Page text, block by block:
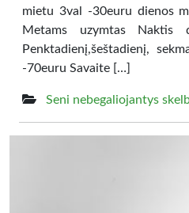
mietu 3val -30euru dienos
Metams uzymtas Naktis
Penktadienį,šeštadienį,
-70euru Savaite […]
Seni nebegaliojantys